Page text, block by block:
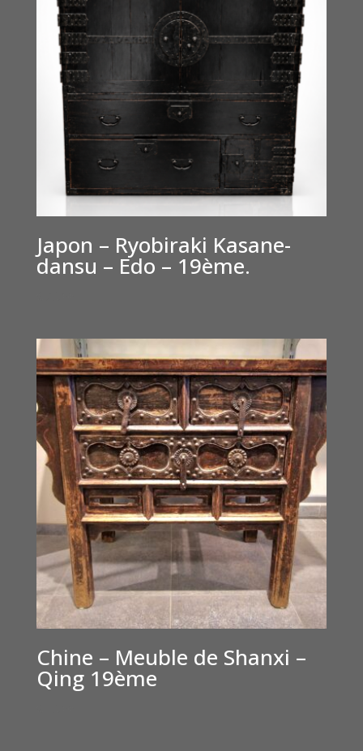
Japon – Ryobiraki Kasane-
dansu – Edo – 19ème.
Chine – Meuble de Shanxi –
Qing 19ème